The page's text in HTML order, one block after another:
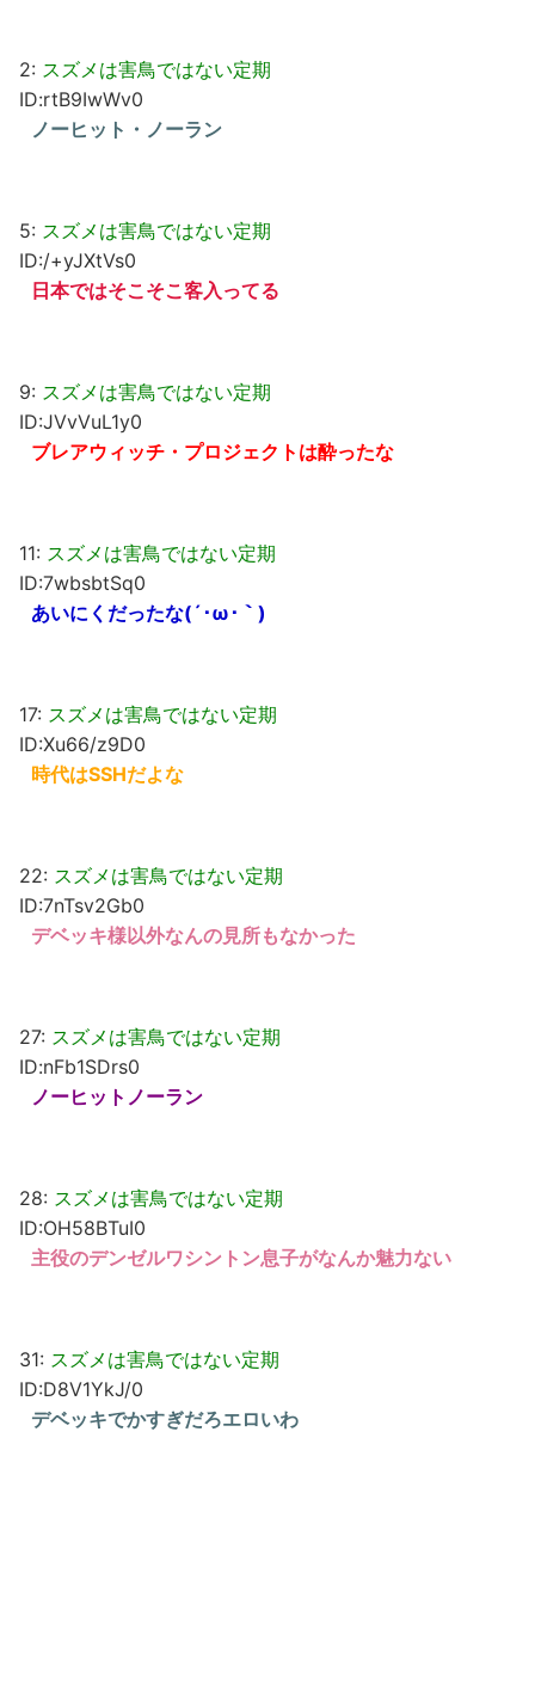
2: スズメは害鳥ではない定期
ID:rtB9IwWv0
ノーヒット・ノーラン
5: スズメは害鳥ではない定期
ID:/+yJXtVs0
日本ではそこそこ客入ってる
9: スズメは害鳥ではない定期
ID:JVvVuL1y0
ブレアウィッチ・プロジェクトは酔ったな
11: スズメは害鳥ではない定期
ID:7wbsbtSq0
あいにくだったな(´･ω･｀)
17: スズメは害鳥ではない定期
ID:Xu66/z9D0
時代はSSHだよな
22: スズメは害鳥ではない定期
ID:7nTsv2Gb0
デベッキ様以外なんの見所もなかった
27: スズメは害鳥ではない定期
ID:nFb1SDrs0
ノーヒットノーラン
28: スズメは害鳥ではない定期
ID:OH58BTuI0
主役のデンゼルワシントン息子がなんか魅力ない
31: スズメは害鳥ではない定期
ID:D8V1YkJ/0
デベッキでかすぎだろエロいわ